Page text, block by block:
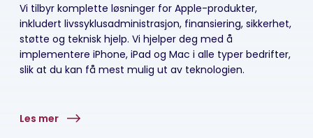
Vi tilbyr komplette løsninger for Apple-produkter,
inkludert livssyklusadministrasjon, finansiering, sikkerhet,
støtte og teknisk hjelp. Vi hjelper deg med å
implementere iPhone, iPad og Mac i alle typer bedrifter,
slik at du kan få mest mulig ut av teknologien.
Les mer